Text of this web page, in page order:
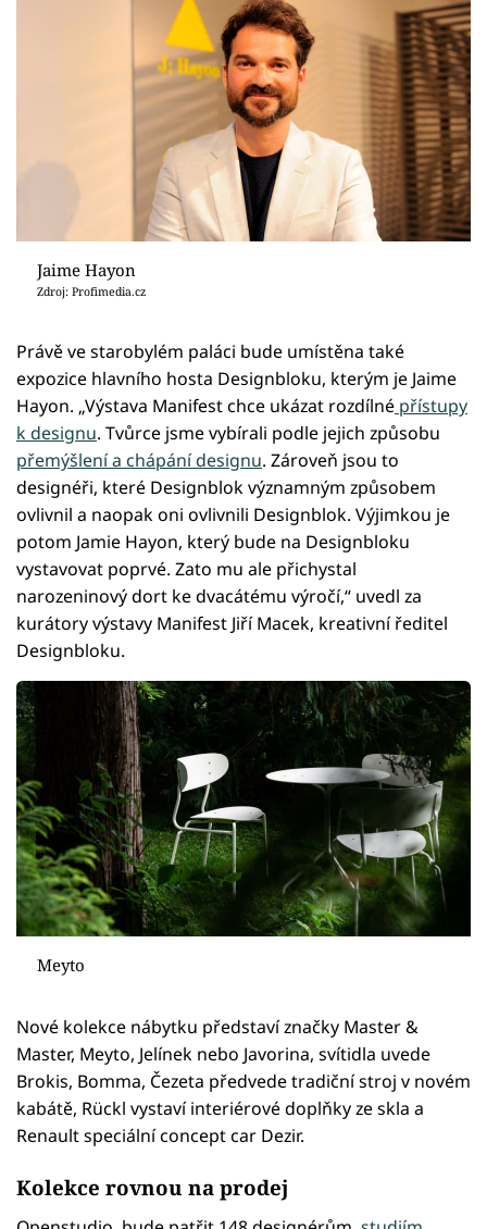
Jaime Hayon
Zdroj: Profimedia.cz
Právě ve starobylém paláci bude umístěna také
expozice hlavního hosta Designbloku, kterým je Jaime
Hayon. „Výstava Manifest chce ukázat rozdílné přístupy
k designu. Tvůrce jsme vybírali podle jejich způsobu
přemýšlení a chápání designu. Zároveň jsou to
designéři, které Designblok významným způsobem
ovlivnil a naopak oni ovlivnili Designblok. Výjimkou je
potom Jamie Hayon, který bude na Designbloku
vystavovat poprvé. Zato mu ale přichystal
narozeninový dort ke dvacátému výročí,“ uvedl za
kurátory výstavy Manifest Jiří Macek, kreativní ředitel
Designbloku.
Meyto
Nové kolekce nábytku představí značky Master &
Master, Meyto, Jelínek nebo Javorina, svítidla uvede
Brokis, Bomma, Čezeta předvede tradiční stroj v novém
kabátě, Rückl vystaví interiérové doplňky ze skla a
Renault speciální concept car Dezir.
Kolekce rovnou na prodej